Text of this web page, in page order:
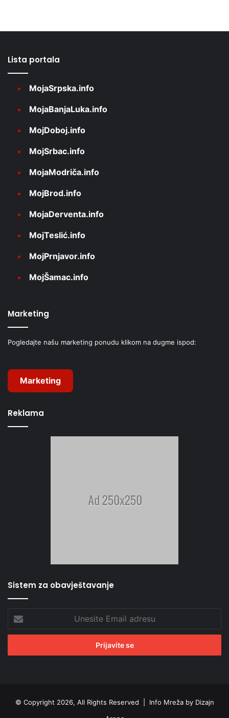
Lista portala
MojaSrpska.info
MojaBanjaLuka.info
MojDoboj.info
MojSrbac.info
MojaModriča.info
MojBrod.info
MojaDerventa.info
MojTeslić.info
MojPrnjavor.info
MojŠamac.info
Marketing
Pogledajte našu marketing ponudu klikom na dugme ispod:
Marketing
Reklama
Sistem za obavještavanje
Email
adresu
© Copyright 2026, All Rights Reserved | Info Mreža by Dizajn